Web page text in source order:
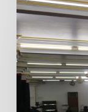
Kelas
Tafsir
Tartibi
ICC
Jakarta:
Syaikh
Mohammad